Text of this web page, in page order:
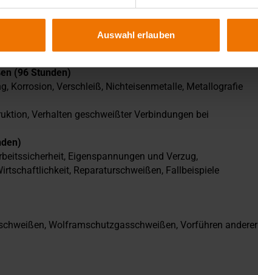
Auswahl erlauben
werden.
, Unterpulver-, Widerstandsschweißen,
(96 Stunden)
Korrosion, Verschleiß, Nichteisenmetalle, Metallografie
Verhalten geschweißter Verbindungen bei
Eigenspannungen und Verzug,
Reparaturschweißen, Fallbeispiele
Wolframschutzgasschweißen, Vorführen anderer